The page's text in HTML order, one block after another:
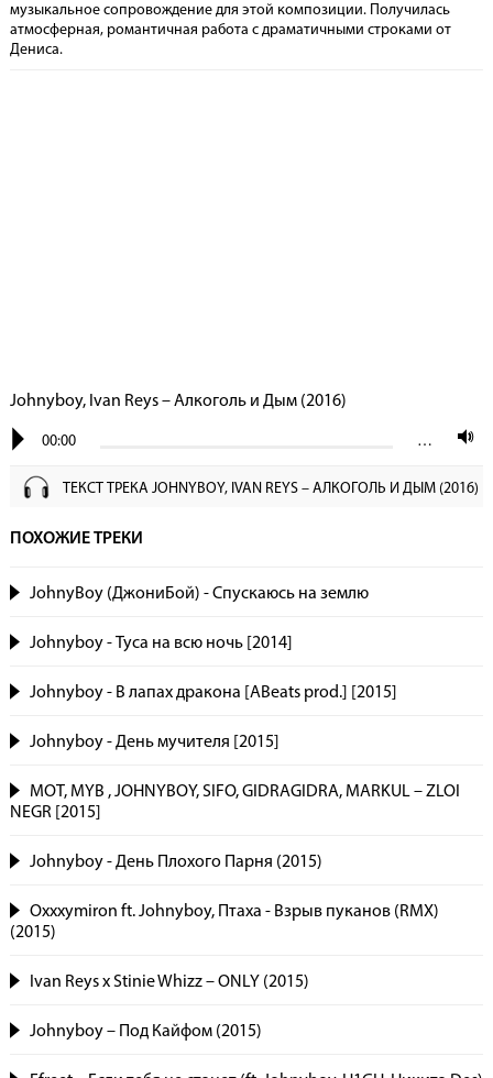
музыкальное сопровождение для этой композиции. Получилась
атмосферная, романтичная работа с драматичными строками от
Дениса.
Johnyboy, Ivan Reys – Алкоголь и Дым (2016)
00:00 …
ТЕКСТ ТРЕКА JOHNYBOY, IVAN REYS – АЛКОГОЛЬ И ДЫМ (2016)
ПОХОЖИЕ ТРЕКИ
JohnyBoy (ДжониБой) - Спускаюсь на землю
Johnyboy - Туса на всю ночь [2014]
Johnyboy - В лапах дракона [ABeats prod.] [2015]
Johnyboy - День мучителя [2015]
МОТ, MYB , JOHNYBOY, SIFO, GIDRAGIDRA, MARKUL – ZLOI
NEGR [2015]
Johnyboy - День Плохого Парня (2015)
Oxxxymiron ft. Johnyboy, Птаха - Взрыв пуканов (RMX)
(2015)
Ivan Reys x Stinie Whizz – ONLY (2015)
Johnyboy – Под Кайфом (2015)